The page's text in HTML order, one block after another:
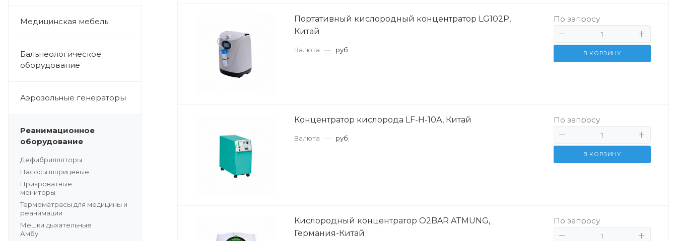
Медицинская мебель
Бальнеологическое
оборудование
Аэрозольные генераторы
Реанимационное
оборудование
Дефибрилляторы
Насосы шприцевые
Прикроватные
мониторы
Термоматрасы для медицины и
реанимации
Мешки дыхательные
Амбу
Портативный кислородный концентратор LG102P,
Китай
Валюта — руб.
По запросу
В КОРЗИНУ
Концентратор кислорода LF-H-10А, Китай
Валюта — руб.
По запросу
В КОРЗИНУ
Кислородный концентратор O2BAR ATMUNG,
Германия-Китай
По запросу